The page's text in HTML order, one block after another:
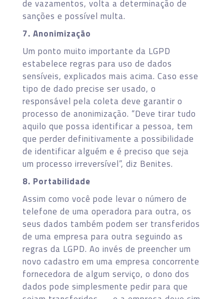
de vazamentos, volta a determinação de
sanções e possível multa.
7. Anonimização
Um ponto muito importante da LGPD
estabelece regras para uso de dados
sensíveis, explicados mais acima. Caso esse
tipo de dado precise ser usado, o
responsável pela coleta deve garantir o
processo de anonimização. “Deve tirar tudo
aquilo que possa identificar a pessoa, tem
que perder definitivamente a possibilidade
de identificar alguém e é preciso que seja
um processo irreversível”, diz Benites.
8. Portabilidade
Assim como você pode levar o número de
telefone de uma operadora para outra, os
seus dados também podem ser transferidos
de uma empresa para outra seguindo as
regras da LGPD. Ao invés de preencher um
novo cadastro em uma empresa concorrente
fornecedora de algum serviço, o dono dos
dados pode simplesmente pedir para que